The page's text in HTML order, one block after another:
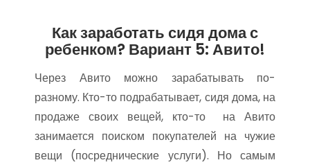
Как заработать сидя дома с
ребенком? Вариант 5: Авито!
Через Авито можно зарабатывать по-
разному. Кто-то подрабатывает, сидя дома, на
продаже своих вещей, кто-то на Авито
занимается поиском покупателей на чужие
вещи (посреднические услуги). Но самым